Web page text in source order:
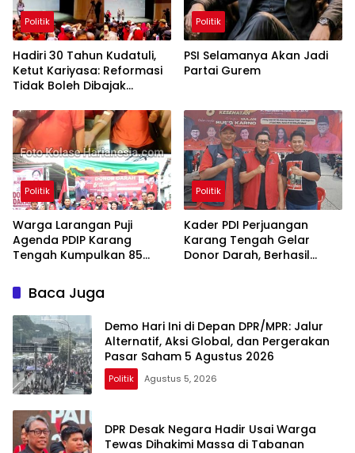
Politik
Hadiri 30 Tahun Kudatuli,
Ketut Kariyasa: Reformasi
Tidak Boleh Dibajak
Politik
PSI Selamanya Akan Jadi
Partai Gurem
Politik
Warga Larangan Puji
Agenda PDIP Karang
Tengah Kumpulkan 85
Politik
Kader PDI Perjuangan
Karang Tengah Gelar
Donor Darah, Berhasil
Baca Juga
Demo Hari Ini di Depan DPR/MPR: Jalur
Alternatif, Aksi Global, dan Pergerakan
Pasar Saham 5 Agustus 2026
Politik Agustus 5, 2026
DPR Desak Negara Hadir Usai Warga
Tewas Dihakimi Massa di Tabanan